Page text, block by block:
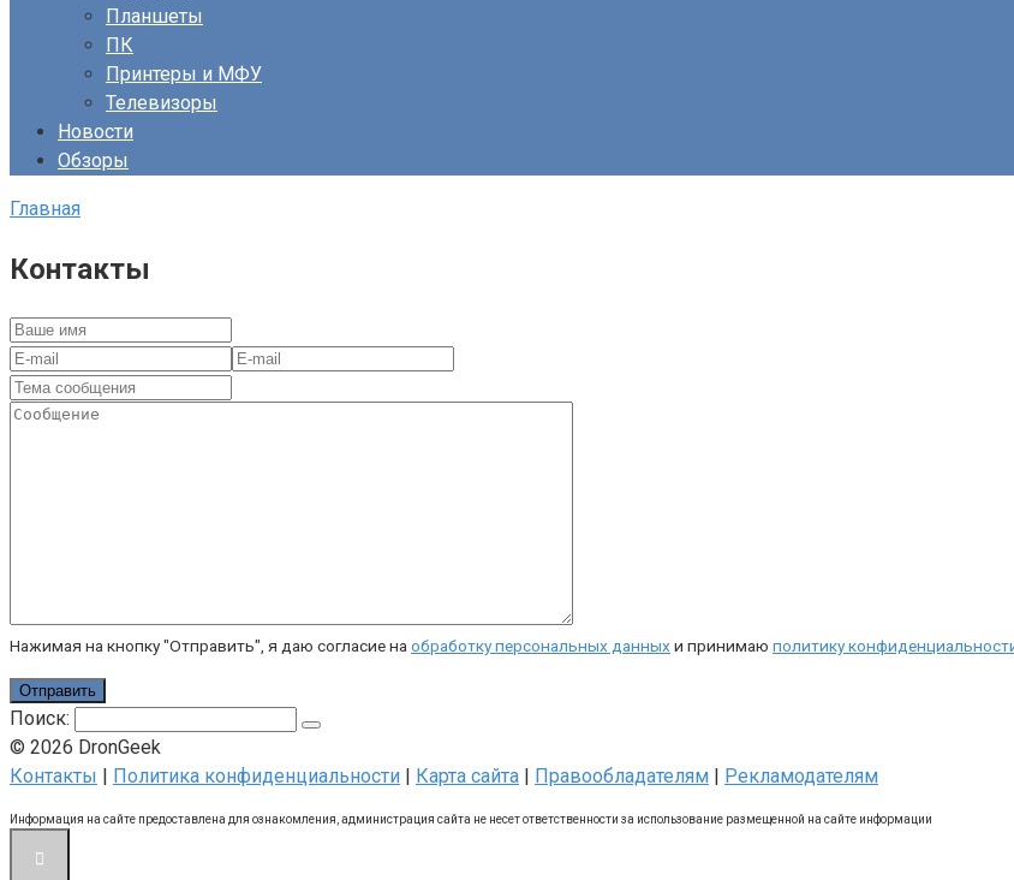
Планшеты
ПК
Принтеры и МФУ
Телевизоры
Новости
Обзоры
Главная
Контакты
Нажимая на кнопку "Отправить", я даю согласие на обработку персональных данных и принимаю политику
Отправить
Поиск:
© 2026 DronGeek
Контакты | Политика конфиденциальности | Карта сайта | Правообладателям | Рекламодателям
Информация на сайте предоставлена для ознакомления, администрация сайта не несет ответственности за использование размещенной на сайте информации